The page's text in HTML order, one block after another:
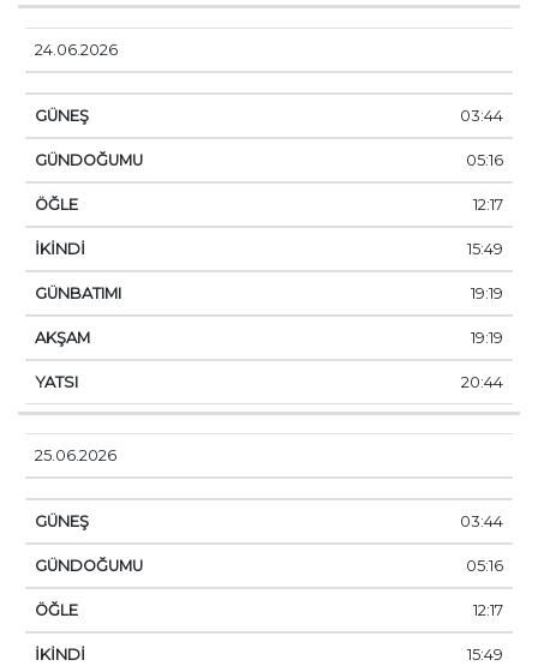
24.06.2026
03:44
05:16
12:17
15:49
19:19
19:19
20:44
25.06.2026
03:44
05:16
12:17
15:49